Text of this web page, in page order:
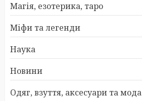
Магія, езотерика, таро
Міфи та легенди
Наука
Новини
Одяг, взуття, аксесуари та мода